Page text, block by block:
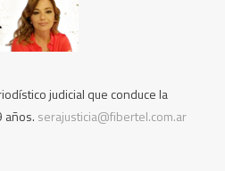
judicial que conduce la
años. serajusticia@fibertel.com.ar